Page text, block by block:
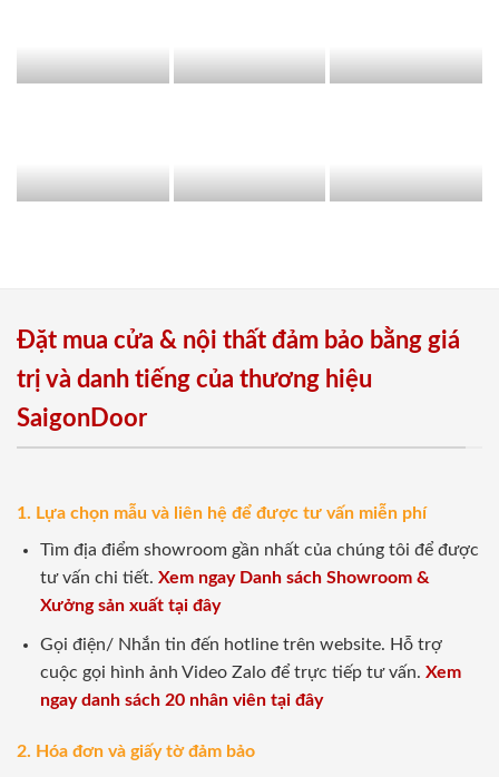
Đặt mua cửa & nội thất đảm bảo bằng giá
trị và danh tiếng của thương hiệu
SaigonDoor
1. Lựa chọn mẫu và liên hệ để được tư vấn miễn phí
Tìm địa điểm showroom gần nhất của chúng tôi để được
tư vấn chi tiết. Xem ngay Danh sách Showroom &
Xưởng sản xuất tại đây
Gọi điện/ Nhắn tin đến hotline trên website. Hỗ trợ
cuộc gọi hình ảnh Video Zalo để trực tiếp tư vấn. Xem
ngay danh sách 20 nhân viên tại đây
2. Hóa đơn và giấy tờ đảm bảo